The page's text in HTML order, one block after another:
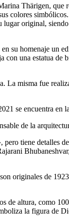
Thärigen, que
colores
original,
su homenaje un
una estatua de
La misma fue
se encuentra
de la
tiene detalles
originales de
de altura, como
la figura de